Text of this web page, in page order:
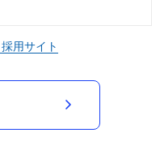
採用サイト